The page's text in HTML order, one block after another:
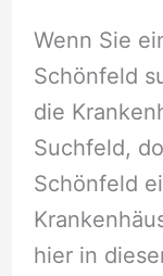
Wenn Sie
Schönfeld
die
Suchfeld,
Schönfeld
hier in